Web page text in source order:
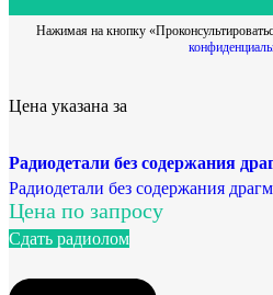
Нажимая на кнопку
Цена указана за
Радиодетали без содержания
Радиодетали без содержания
Цена по запросу
Сдать радиолом